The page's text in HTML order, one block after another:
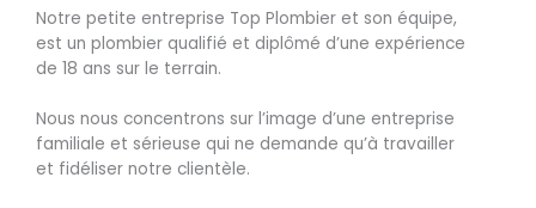
Notre petite entreprise Top Plombier et son équipe,
est un plombier qualifié et diplômé d’une expérience
de 18 ans sur le terrain.
Nous nous concentrons sur l’image d’une entreprise
familiale et sérieuse qui ne demande qu’à travailler
et fidéliser notre clientèle.